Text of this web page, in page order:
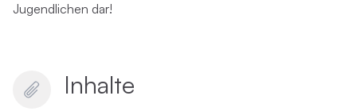
Jugendlichen dar!
Inhalte